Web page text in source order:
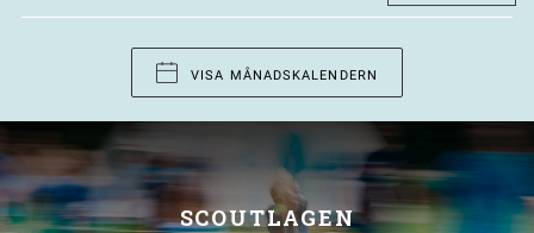
VISA MÅNADSKALENDERN
SCOUTLAGEN